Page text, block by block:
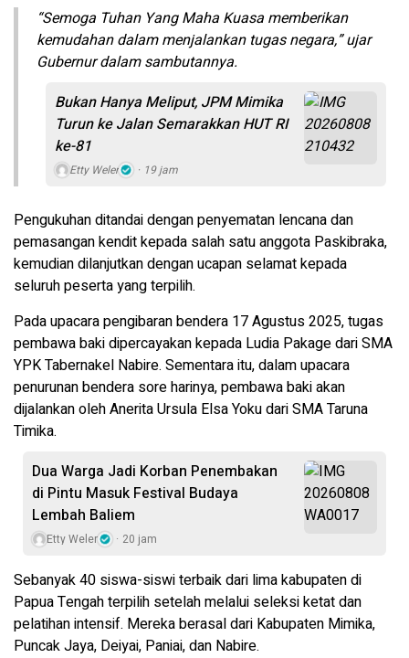
“Semoga Tuhan Yang Maha Kuasa memberikan
kemudahan dalam menjalankan tugas negara,” ujar
Gubernur dalam sambutannya.
Bukan Hanya Meliput, JPM Mimika
Turun ke Jalan Semarakkan HUT RI
ke-81
Etty Weler 19 jam
Pengukuhan ditandai dengan penyematan lencana dan
pemasangan kendit kepada salah satu anggota Paskibraka,
kemudian dilanjutkan dengan ucapan selamat kepada
seluruh peserta yang terpilih.
Pada upacara pengibaran bendera 17 Agustus 2025, tugas
pembawa baki dipercayakan kepada Ludia Pakage dari SMA
YPK Tabernakel Nabire. Sementara itu, dalam upacara
penurunan bendera sore harinya, pembawa baki akan
dijalankan oleh Anerita Ursula Elsa Yoku dari SMA Taruna
Timika.
Dua Warga Jadi Korban Penembakan
di Pintu Masuk Festival Budaya
Lembah Baliem
Etty Weler 20 jam
Sebanyak 40 siswa-siswi terbaik dari lima kabupaten di
Papua Tengah terpilih setelah melalui seleksi ketat dan
pelatihan intensif. Mereka berasal dari Kabupaten Mimika,
Puncak Jaya, Deiyai, Paniai, dan Nabire.